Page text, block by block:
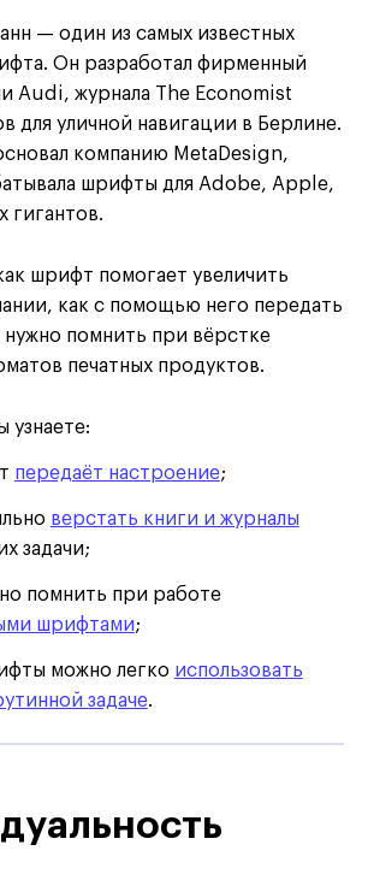
— один из самых известных
Он разработал фирменный
Audi, журнала The Есоnomist
для уличной навигации в Берлине.
компанию MetaDesign,
шрифты для Adobe, Apple,
гигантов.
шрифт помогает увеличить
как с помощью него передать
помнить при вёрстке
печатных продуктов.
узнаете:
передаёт настроение;
верстать книги и журналы
задачи;
помнить при работе
шрифтами;
можно легко использовать
задаче.